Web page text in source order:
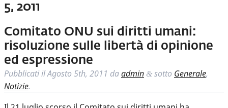
5, 2011
Comitato ONU sui diritti umani:
risoluzione sulle libertà di opinione
ed espressione
Pubblicati ilAgosto 5th, 2011 daadmin & sotto Generale,
Notizie.